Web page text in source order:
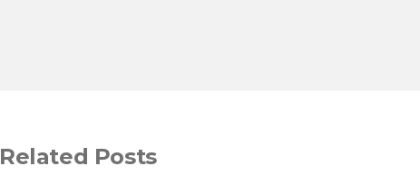
Related Posts